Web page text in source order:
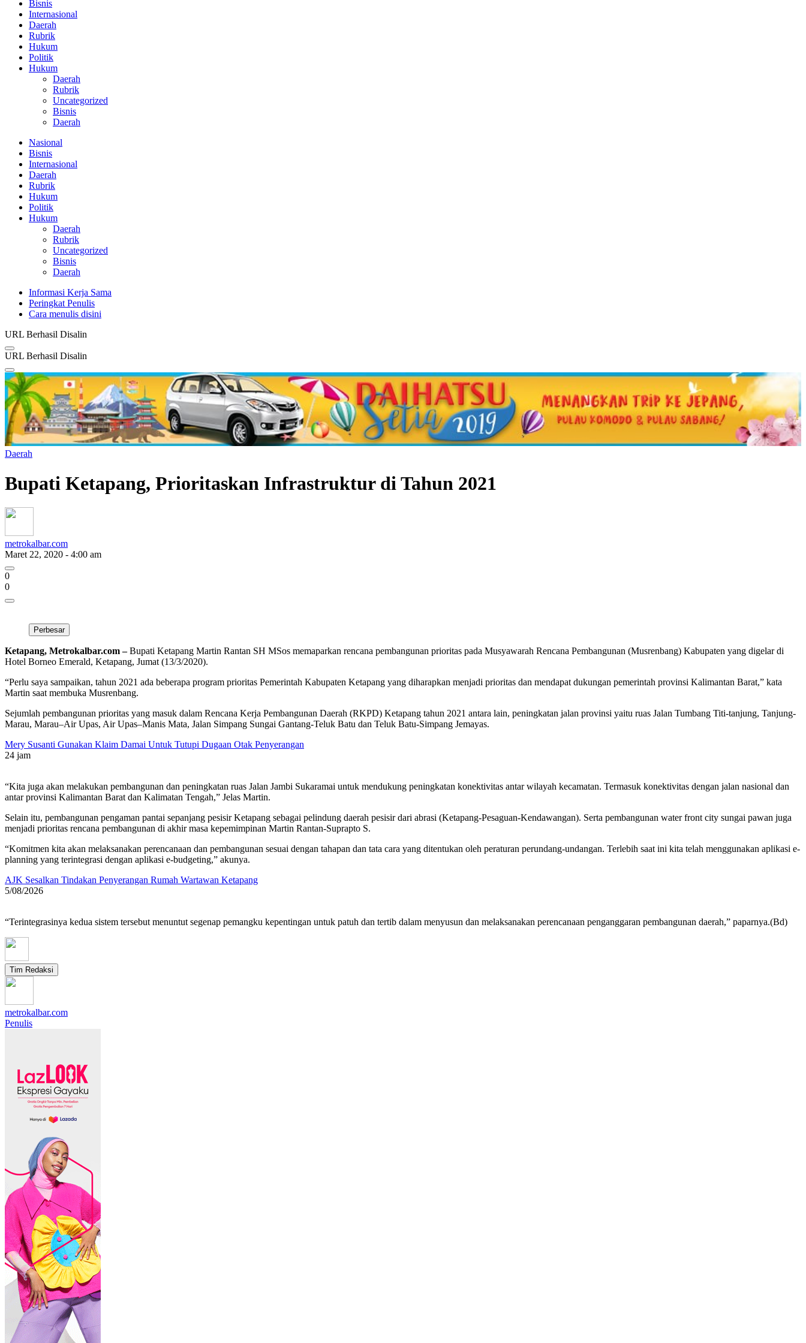
Bisnis
Internasional
Daerah
Rubrik
Hukum
Politik
Hukum
Daerah
Rubrik
Uncategorized
Bisnis
Daerah
Nasional
Bisnis
Internasional
Daerah
Rubrik
Hukum
Politik
Hukum
Daerah
Rubrik
Uncategorized
Bisnis
Daerah
Informasi Kerja Sama
Peringkat Penulis
Cara menulis disini
URL Berhasil Disalin
URL Berhasil Disalin
Daerah
Bupati Ketapang, Prioritaskan Infrastruktur di Tahun 2021
metrokalbar.com
Maret 22, 2020 - 4:00 am
0
0
Perbesar
Ketapang, Metrokalbar.com –Bupati Ketapang Martin Rantan SH MSos memaparkan rencana pembangunan prioritas pada Musyawarah Rencana Pembangunan (Musrenbang) Kabupaten yang digelar di
Hotel Borneo Emerald, Ketapang, Jumat (13/3/2020).
“Perlu saya sampaikan, tahun 2021 ada beberapa program prioritas Pemerintah Kabupaten Ketapang yang diharapkan menjadi prioritas dan mendapat dukungan pemerintah provinsi Kalimantan Barat,” kata
Martin saat membuka Musrenbang.
Sejumlah pembangunan prioritas yang masuk dalam Rencana Kerja Pembangunan Daerah (RKPD) Ketapang tahun 2021 antara lain, peningkatan jalan provinsi yaitu ruas Jalan Tumbang Titi-tanjung, Tanjung-
Marau, Marau–Air Upas, Air Upas–Manis Mata, Jalan Simpang Sungai Gantang-Teluk Batu dan Teluk Batu-Simpang Jemayas.
Mery Susanti Gunakan Klaim Damai Untuk Tutupi Dugaan Otak Penyerangan
24 jam
“Kita juga akan melakukan pembangunan dan peningkatan ruas Jalan Jambi Sukaramai untuk mendukung peningkatan konektivitas antar wilayah kecamatan. Termasuk konektivitas dengan jalan nasional dan
antar provinsi Kalimantan Barat dan Kalimatan Tengah,” Jelas Martin.
Selain itu, pembangunan pengaman pantai sepanjang pesisir Ketapang sebagai pelindung daerah pesisir dari abrasi (Ketapang-Pesaguan-Kendawangan). Serta pembangunan water front city sungai pawan juga
menjadi prioritas rencana pembangunan di akhir masa kepemimpinan Martin Rantan-Suprapto S.
“Komitmen kita akan melaksanakan perencanaan dan pembangunan sesuai dengan tahapan dan tata cara yang ditentukan oleh peraturan perundang-undangan. Terlebih saat ini kita telah menggunakan aplikasi e-
planning yang terintegrasi dengan aplikasi e-budgeting,” akunya.
AJK Sesalkan Tindakan Penyerangan Rumah Wartawan Ketapang
5/08/2026
“Terintegrasinya kedua sistem tersebut menuntut segenap pemangku kepentingan untuk patuh dan tertib dalam menyusun dan melaksanakan perencanaan penganggaran pembangunan daerah,” paparnya.(Bd)
Tim Redaksi
metrokalbar.com
Penulis